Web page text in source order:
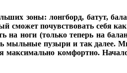
зоны: лонгборд, батут,
почувствовать себя как
на ноги (только теперь на
мыльные пузыри и так далее.
максимально комфортно.